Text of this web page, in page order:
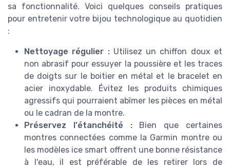
sa fonctionnalité. Voici quelques conseils pratiques
pour entretenir votre bijou technologique au quotidien
:
Nettoyage régulier :Utilisez un chiffon doux et
non abrasif pour essuyer la poussière et les traces
de doigts sur le boitier en métal et le bracelet en
acier inoxydable. Évitez les produits chimiques
agressifs qui pourraient abîmer les pièces en métal
ou le cadran de la montre.
Préservez l'étanchéité :Bien que certaines
montres connectées comme la Garmin montre ou
les modèles ice smart offrent une bonne résistance
à l'eau, il est préférable de les retirer lors de